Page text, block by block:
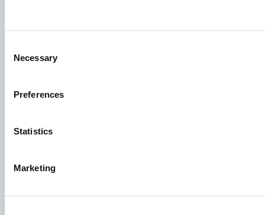
Selection
Necessary
Preferences
Statistics
Marketing
нетърпение да я прочетем!
Вижте нашите обяви за работа
Aller Aqua A/S